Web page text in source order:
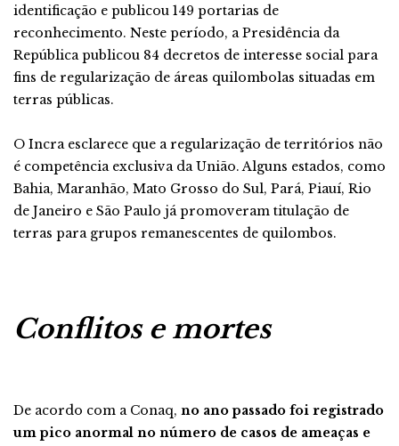
identificação e publicou 149 portarias de
reconhecimento. Neste período, a Presidência da
República publicou 84 decretos de interesse social para
fins de regularização de áreas quilombolas situadas em
terras públicas.
O Incra esclarece que a regularização de territórios não
é competência exclusiva da União. Alguns estados, como
Bahia, Maranhão, Mato Grosso do Sul, Pará, Piauí, Rio
de Janeiro e São Paulo já promoveram titulação de
terras para grupos remanescentes de quilombos.
Conflitos e mortes
De acordo com a Conaq, no ano passado foi registrado
um pico anormal no número de casos de ameaças e